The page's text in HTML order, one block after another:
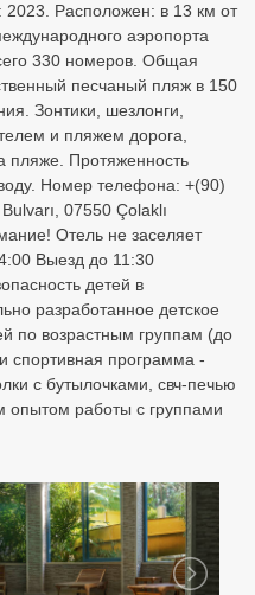
2023. Расположен: в 13 км от
аэропорта
330 номеров. Общая
песчаный пляж в 150
Зонтики, шезлонги,
и пляжем дорога,
пляже. Протяженность
Номер телефона: +(90)
07550 Çolaklı
Отель не заселяет
Выезд до 11:30
детей в
разработанное детское
по возрастным группам (до
спортивная программа -
с бутылочками, свч-печью
опытом работы с группами